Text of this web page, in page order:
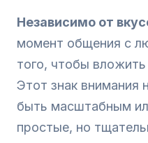
Независимо от
момент общения с
того, чтобы
Этот знак внимания
быть масштабным
простые, но